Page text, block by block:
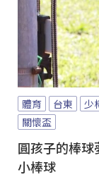
體育 台東 少
關懷盃
圓孩子的棒
小棒球